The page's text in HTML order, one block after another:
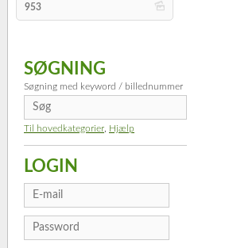
b
953
SØGNING
Søgning med keyword / billednummer
Til hovedkategorier Hjælp
LOGIN